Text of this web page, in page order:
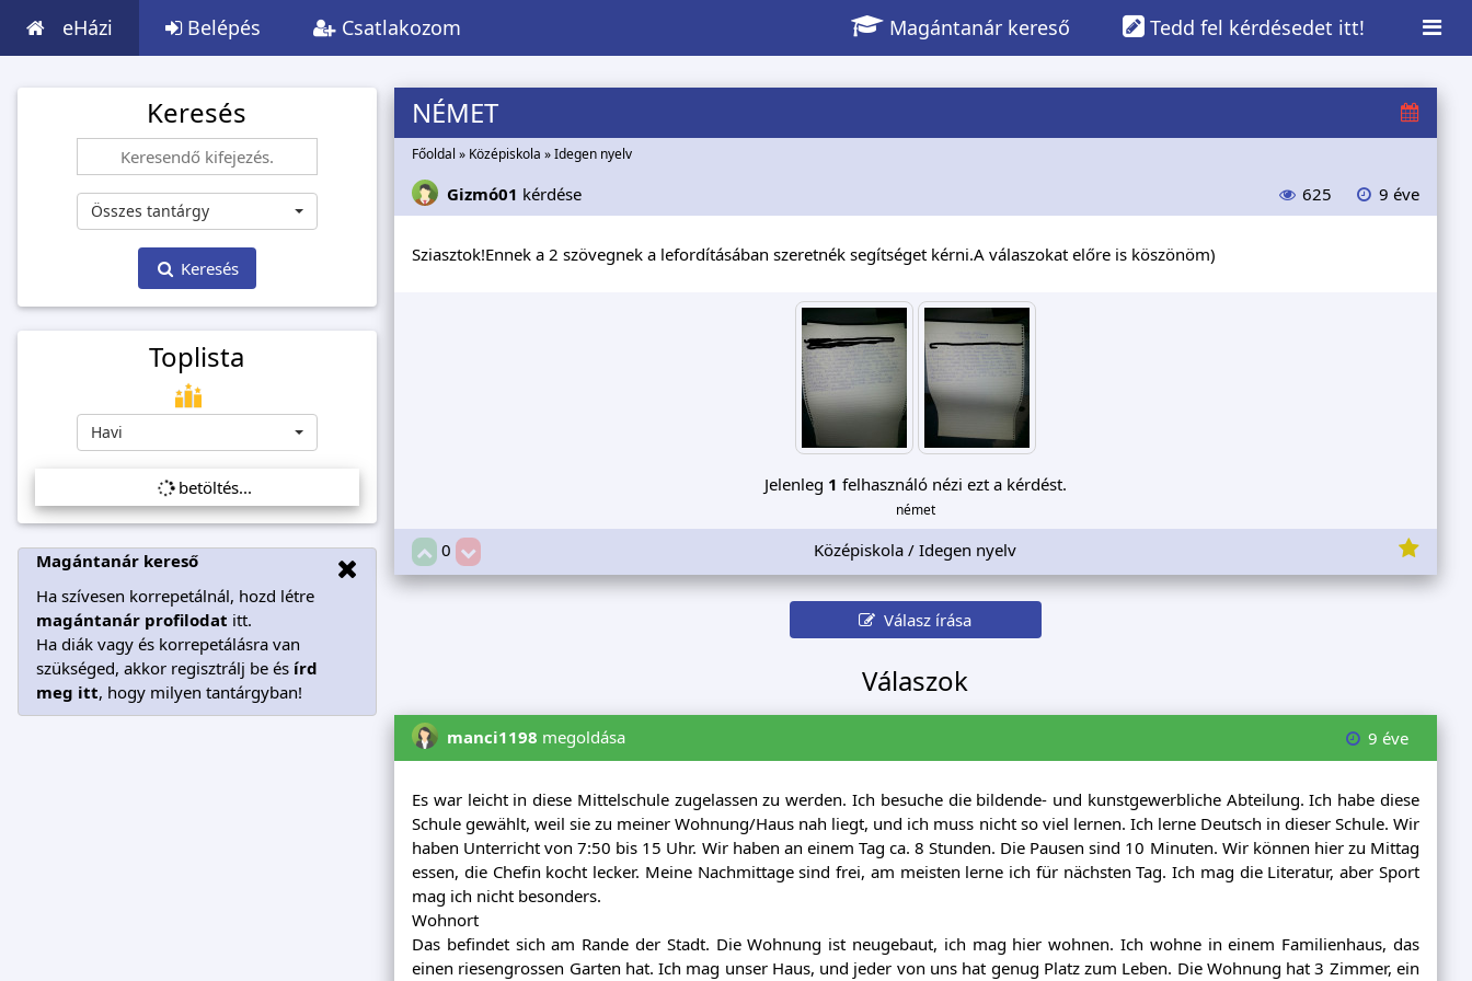
eHázi Belépés Csatlakozom Tedd fel kérdésedet itt!
Magántanár kereső
Keresés
Összes tantárgy
Keresés
Toplista
Havi
betöltés...
Magántanár kereső
Ha szívesen korrepetálnál, hozd létre
magántanár profilodat itt.
Ha diák vagy és korrepetálásra van
szükséged, akkor regisztrálj be és írd
meg itt, hogy milyen tantárgyban!
NÉMET
Főoldal » Középiskola »Idegen nyelv
Gizmó01 kérdése 625 9 éve
Sziasztok!Ennek a 2 szövegnek a lefordításában szeretnék segítséget kérni.A válaszokat előre is köszönöm)
Jelenleg 1 felhasználó nézi ezt a kérdést.
német
0 Középiskola / Idegen nyelv
Válasz írása
Válaszok
manci1198 megoldása 9 éve
Es war leicht in diese Mittelschule zugelassen zu werden. Ich besuche die bildende- und kunstgewerbliche Abteilung. Ich habe diese
Schule gewählt, weil sie zu meiner Wohnung/Haus nah liegt, und ich muss nicht so viel lernen. Ich lerne Deutsch in dieser Schule. Wir
haben Unterricht von 7:50 bis 15 Uhr. Wir haben an einem Tag ca. 8 Stunden. Die Pausen sind 10 Minuten. Wir können hier zu Mittag
essen, die Chefin kocht lecker. Meine Nachmittage sind frei, am meisten lerne ich für nächsten Tag. Ich mag die Literatur, aber Sport
mag ich nicht besonders.
Wohnort
Das befindet sich am Rande der Stadt. Die Wohnung ist neugebaut, ich mag hier wohnen. Ich wohne in einem Familienhaus, das
einen riesengrossen Garten hat. Ich mag unser Haus, und jeder von uns hat genug Platz zum Leben. Die Wohnung hat 3 Zimmer, ein